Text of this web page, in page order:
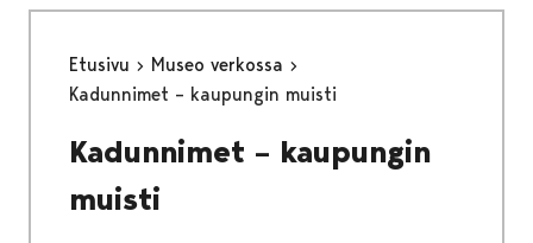
Etusivu
Museo verkossa
Kadunnimet – kaupungin muisti
Kadunnimet – kaupungin
muisti